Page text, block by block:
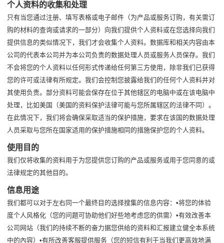
个人资料的收集和处理
只有当您通过注册、填写表格或电子邮件（为产品或服务订购，有关需订
购的材料的查询或请求的一部分）向我们提供个人资料或在您选择向我们
提供信息的类似情况下，我们才会收集个人资料。数据库和相关内容由本
公司的代表本公司并为本公司负责的数据处理人员或服务人员保存。我们
不会将您的个人资料以任何形式传递给任何第三方使用，除非我们已获得
您的许可或法律有所规定。我们会控制您披露给我们的任何个人资料并对
其使用负责。部分资料可能会保存在位于其他辖区的电脑中或在该电脑中
处理，比如美国（美国的资料保护法律可能与您所属辖区的法律不同）。
在此情况下，我们将会确保采取适当的保护措施，要求在该国的数据处理
人员采取与您所在国家适用的保护措施相同的措施保护您的个人资料。
使用目的
我们仅将收集的资料用于为您提供您订购的产品或服务或用于您同意的或
法律规定的其他目的。
信息用途
我们都可以对于左右同一个最终目的选择搜集的信息内容：•将您的体验
度个人风格化（您的问题可协助他们好些地考虑您的供需）•有效改善本
公司网站（我们的持续不断的奋力据您供给的资料和汇报建立健全本系统
中的內容）•有所改善客服提供服务（您的短信有利于当我们更高效地满